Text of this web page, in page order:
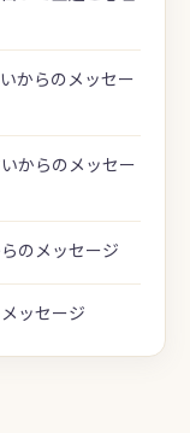
からのメッセー
からのメッセー
のメッセージ
ッセージ